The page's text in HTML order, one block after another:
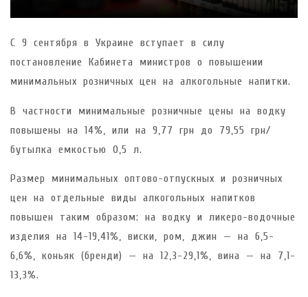
С 9 сентября в Украине вступает в силу
постановление Кабинета министров о повышении
минимальных розничных цен на алкогольные напитки.
В частности минимальные розничные цены на водку
повышены на 14%, или на 9,77 грн до 79,55 грн/
бутылка емкостью 0,5 л.
Размер минимальных оптово-отпускных и розничных
цен на отдельные виды алкогольных напитков
повышен таким образом: на водку и ликеро-водочные
изделия на 14-19,41%, виски, ром, джин — на 6,5-
6,6%, коньяк (бренди) — на 12,3-29,1%, вина — на 7,1-
13,3%.